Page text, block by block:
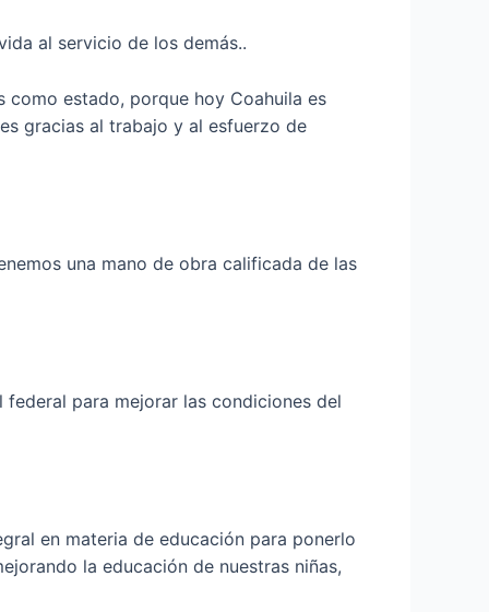
al servicio de los demás..
como estado, porque hoy Coahuila es
gracias al trabajo y al esfuerzo de
una mano de obra calificada de las
para mejorar las condiciones del
en materia de educación para ponerlo
la educación de nuestras niñas,